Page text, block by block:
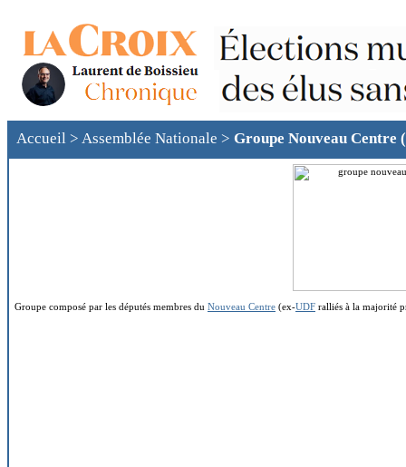
Accueil > Assemblée Nationale > Groupe Nouveau Centre
Groupe composé par les députés membres du Nouveau Centre (ex-UDF ralliés à la majorité